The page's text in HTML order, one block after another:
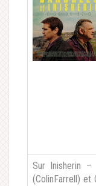
Sur Inisherin
(ColinFarrell) et